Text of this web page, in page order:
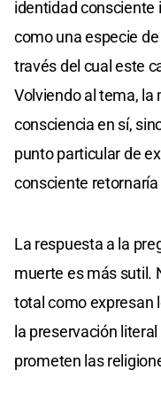
identidad consciente
como una especie
través del cual este
Volviendo al tema, la
consciencia en sí,
punto particular de
consciente
La respuesta a la
muerte es más sutil.
total como expresan
la preservación
prometen las